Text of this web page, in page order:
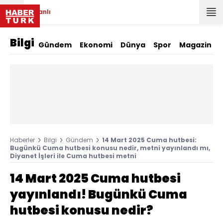
Canlı
Bilgi Gündem Ekonomi Dünya Spor Magazin
Haberler Bilgi Gündem
14 Mart 2025 Cuma hutbesi:
Bugünkü Cuma hutbesi konusu nedir, metni yayınlandı mı,
Diyanet İşleri ile Cuma hutbesi metni
14 Mart 2025 Cuma hutbesi
yayınlandı! Bugünkü Cuma
hutbesi konusu nedir?